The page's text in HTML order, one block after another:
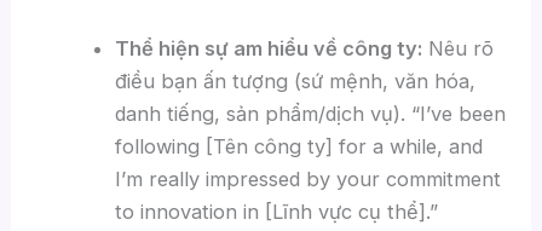
Thể hiện sự am hiểu về công ty: Nêu rõ
điều bạn ấn tượng (sứ mệnh, văn hóa,
danh tiếng, sản phẩm/dịch vụ). “I’ve been
following [Tên công ty] for a while, and
I’m really impressed by your commitment
to innovation in [Lĩnh vực cụ thể].”